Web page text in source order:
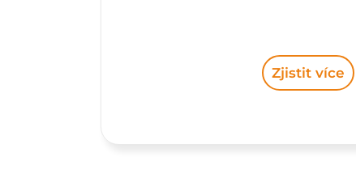
Zjistit více